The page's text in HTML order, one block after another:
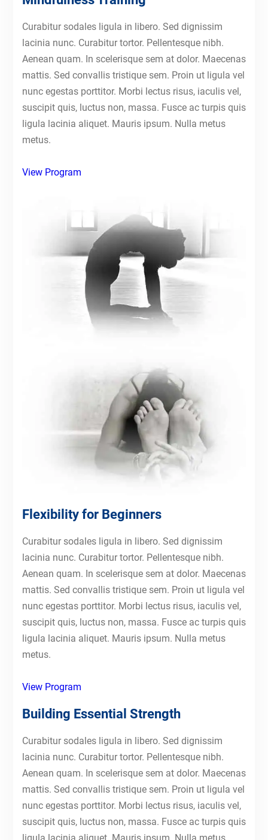
Curabitur sodales ligula in libero. Sed dignissim
lacinia nunc. Curabitur tortor. Pellentesque nibh.
Aenean quam. In scelerisque sem at dolor. Maecenas
mattis. Sed convallis tristique sem. Proin ut ligula vel
nunc egestas porttitor. Morbi lectus risus, iaculis vel,
suscipit quis, luctus non, massa. Fusce ac turpis quis
ligula lacinia aliquet. Mauris ipsum. Nulla metus
metus.
View Program
Flexibility for Beginners
Curabitur sodales ligula in libero. Sed dignissim
lacinia nunc. Curabitur tortor. Pellentesque nibh.
Aenean quam. In scelerisque sem at dolor. Maecenas
mattis. Sed convallis tristique sem. Proin ut ligula vel
nunc egestas porttitor. Morbi lectus risus, iaculis vel,
suscipit quis, luctus non, massa. Fusce ac turpis quis
ligula lacinia aliquet. Mauris ipsum. Nulla metus
metus.
View Program
Building Essential Strength
Curabitur sodales ligula in libero. Sed dignissim
lacinia nunc. Curabitur tortor. Pellentesque nibh.
Aenean quam. In scelerisque sem at dolor. Maecenas
mattis. Sed convallis tristique sem. Proin ut ligula vel
nunc egestas porttitor. Morbi lectus risus, iaculis vel,
suscipit quis, luctus non, massa. Fusce ac turpis quis